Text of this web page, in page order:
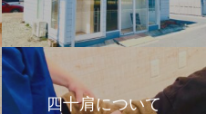
四十肩について